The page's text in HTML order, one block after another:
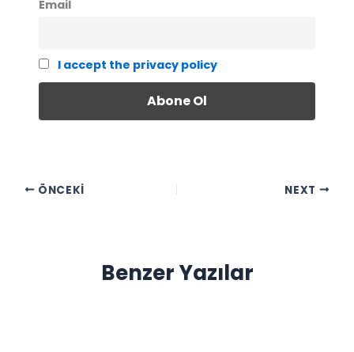
Email
I accept the privacy policy
ÖNCEKI NEXT
Benzer Yazılar